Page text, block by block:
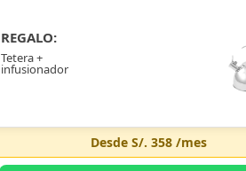
REGALO:
Tetera +
infusionador
DesdeS/. 358 /mes